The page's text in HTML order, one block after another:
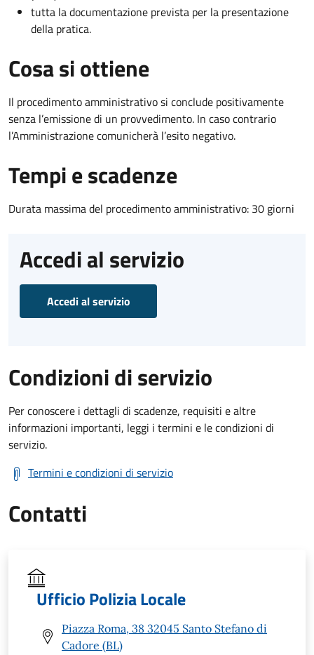
tutta la documentazione prevista per la presentazione
della pratica.
Cosa si ottiene
Il procedimento amministrativo si conclude positivamente
senza l’emissione di un provvedimento. In caso contrario
l’Amministrazione comunicherà l’esito negativo.
Tempi e scadenze
Durata massima del procedimento amministrativo: 30 giorni
Accedi al servizio
Accedi al servizio
Condizioni di servizio
Per conoscere i dettagli di scadenze, requisiti e altre
informazioni importanti, leggi i termini e le condizioni di
servizio.
Termini e condizioni di servizio
Contatti
Ufficio Polizia Locale
Piazza Roma, 38 32045 Santo Stefano di
Cadore (BL)